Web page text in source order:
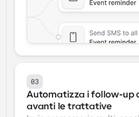
03
Automatizza i follow-up
avanti le trattative